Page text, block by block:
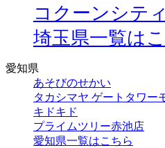
コクーンシテ
埼玉県一覧は
愛知県
あそびのせかい
タカシマヤ ゲートタワー
キドキド
プライムツリー赤池店
愛知県一覧はこちら